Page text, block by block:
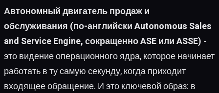
Автономный двигатель продаж и
обслуживания (по-английски Autonomous Sales
and Service Engine, сокращенно ASE или ASSE) -
это видение операционного ядра, которое начинает
работать в ту самую секунду, когда приходит
входящее обращение. И это ключевой образ: в